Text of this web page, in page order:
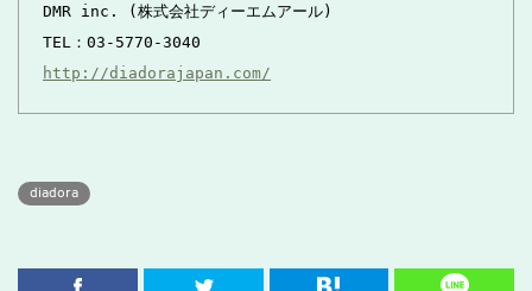
DMR inc. (株式会社ディーエムアール)
http://diadorajapan.com/
diadora